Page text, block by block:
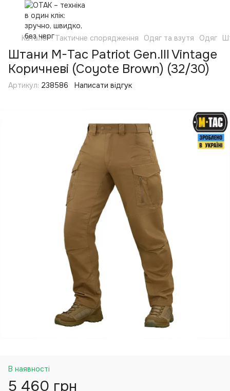
Каталог Тактичне спорядження Одяг та взутя Одяг
Штани M-Tac Patriot Gen.III Vintage
Коричневі (Coyote Brown) (32/30)
Артикул: 238586 Написати відгук
В наявності
5 460 грн